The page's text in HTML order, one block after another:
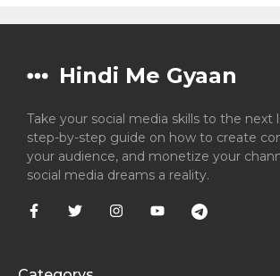
Hindi Me Gyaan
Take your social media skills to the next
step-by-step guide on how to create
your audience, and monetize your
social media dreams a reality.